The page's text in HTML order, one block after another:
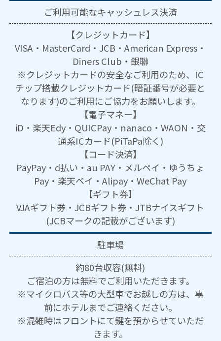
ご利用可能なキャッシュレス決済
【クレジットカード】
VISA・MasterCard・JCB・American Express・
Diners Club・銀聯
※クレジットカードの安全なご利用のため、IC
チップ搭載クレジットカード(暗証番号が必要と
なります)のご利用にご協力をお願いします。
【電子マネー】
iD・楽天Edy・QUICPay・nanaco・WAON・交
通系ICカード(PiTaPa除く)
【コード決済】
PayPay・d払い・au PAY・メルペイ・ゆうちょ
Pay・楽天ペイ・Alipay・WeChat Pay
【ギフト券】
VJAギフト券・JCBギフト券・JTBナイスギフト
(JCBマークの記載がございます)
駐車場
約80台収容(無料)
ご宿泊の方は無料でご利用いただきます。
※マイクロバス等の大型車でお越しの方は、事
前にホテルまでご連絡ください。
※混雑時はフロントにて鍵を預からせていただ
きます。